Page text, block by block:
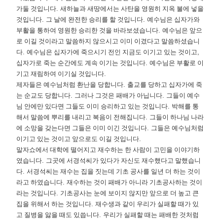
가둘 것입니다.새하늘과 새땅에서는 사탄을 영원히 지옥 불에 넣을
것입니다. 그 날에 완전한 승리를 할 것입니다.예수님은 십자가와
부활을 통하여 영원한 승리한 것을 바라보셨습니다.예수님은 앞으
로 이길 것이라고 말씀하지 않으시고 이미 이겼다고 말씀하셨습니
다.예수님은 십자가에 죽으시기 전인 지금도 이기고 있는 것이고,
십자가로 죽는 순간에도 계속 이기는 것입니다.예수님은 부활로 이
기고 재림하여 이기실 것입니다.
제자들은 예수님처럼 환난을 당합니다. 출교를 당하고 십자가에 죽
는 순교도 당합니다. 그러나 그것은 패배가 아닙니다. 그들이 예수
님 안에만 있다면 그들도 이미 승리하고 있는 것입니다. 박해를 통
해서 말씀에 뿌리를 내리고 복음이 전해집니다. 그들이 하나님 나라
에 소망을 갖는다면 그들은 이미 이긴 것입니다. 그들은 예수님처럼
이기고 있는 것이고 앞으로도 이길 것입니다.
말자쇼에서 대학에 떨어지고 재수하는 한 사람이 고민을 이야기하
였습니다. 그곳에 서경석씨가 있다가 자신도 재수했다고 말했습니
다.서경석씨는 재수는 집을 짓는데 기초 공사를 일년 더 하는 것이
라고 하였습니다.재수하는 것이 패배가 아니라 기초공사하는 것이
라는 것입니다. 기초공사는 눈에 보이지 않지만 앞으로 더 높고 큰
집을 위해서 하는 것입니다.재수생과 같이 우리가 실패할 때가 있
고 질병을 앓을 때도 있씁니다. 우리가 실패할 때는 패배한 것처럼